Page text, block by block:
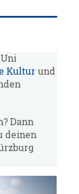
Kultur und
Dann
deinen